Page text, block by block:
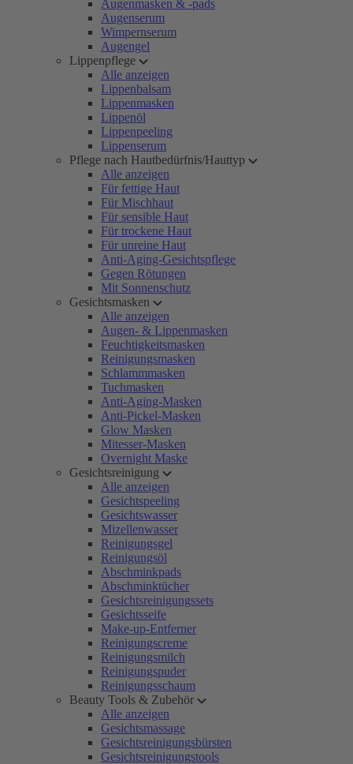
Augenmasken & -pads
Augenserum
Wimpernserum
Augengel
Lippenpflege
Alle anzeigen
Lippenbalsam
Lippenmasken
Lippenöl
Lippenpeeling
Lippenserum
Pflege nach Hautbedürfnis/Hauttyp
Alle anzeigen
Für fettige Haut
Für Mischhaut
Für sensible Haut
Für trockene Haut
Für unreine Haut
Anti-Aging-Gesichtspflege
Gegen Rötungen
Mit Sonnenschutz
Gesichtsmasken
Alle anzeigen
Augen- & Lippenmasken
Feuchtigkeitsmasken
Reinigungsmasken
Schlammmasken
Tuchmasken
Anti-Aging-Masken
Anti-Pickel-Masken
Glow Masken
Mitesser-Masken
Overnight Maske
Gesichtsreinigung
Alle anzeigen
Gesichtspeeling
Gesichtswasser
Mizellenwasser
Reinigungsgel
Reinigungsöl
Abschminkpads
Abschminktücher
Gesichtsreinigungssets
Gesichtsseife
Make-up-Entferner
Reinigungscreme
Reinigungsmilch
Reinigungspuder
Reinigungsschaum
Beauty Tools & Zubehör
Alle anzeigen
Gesichtsmassage
Gesichtsreinigungsbürsten
Gesichtsreinigungstools